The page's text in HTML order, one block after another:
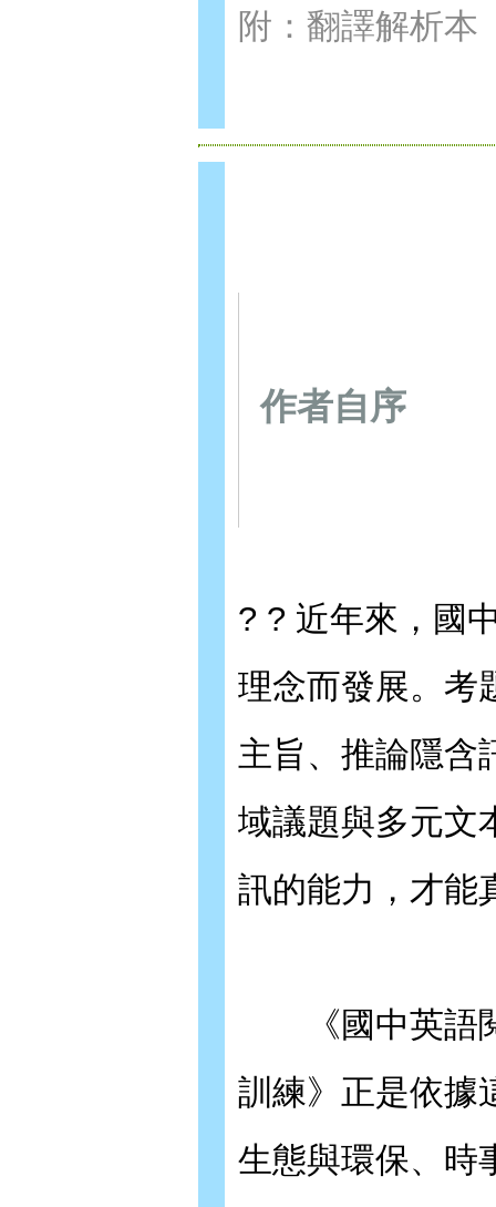
附：翻譯解析本
作者自序
? ? 近年來，國
理念而發展。考
主旨、推論隱含
域議題與多元文
訊的能力，才能
《國中英語閱
訓練》正是依據
生態與環保、時